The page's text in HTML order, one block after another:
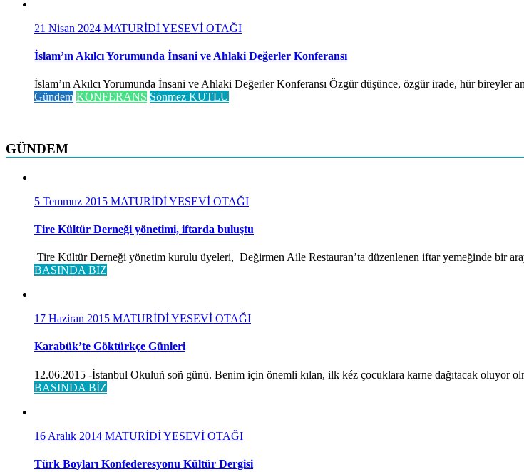
21 Nisan 2024 MATURİDİ YESEVİ OTAĞI
İslam’ın Akılcı Yorumunda İnsani ve Ahlaki Değerler Konferansı
İslam’ın Akılcı Yorumunda İnsani ve Ahlaki Değerler Konferansı Özgür düşünce, özgür irade, hür bireyler
Gündem KONFERANS Sönmez KUTLU
GÜNDEM
5 Temmuz 2015 MATURİDİ YESEVİ OTAĞI
Tire Kültür Derneği yönetimi, iftarda buluştu
Tire Kültür Derneği yönetim kurulu üyeleri, Değirmen Aile Restauran’ta düzenlenen iftar yemeğinde bir
BASINDA BİZ
17 Haziran 2015 MATURİDİ YESEVİ OTAĞI
Karabük’te Göktürkçe Günleri
12.06.2015 -İstanbul Okuluñ soñ günü. Benim için önemli kılan, ilk kéz çocuklara karne dağıtacak oluyor
BASINDA BİZ
16 Aralık 2014 MATURİDİ YESEVİ OTAĞI
Türk Boyları Konfederesyonu Kültür Dergisi